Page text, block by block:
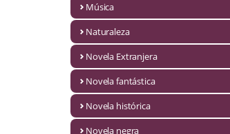
Literatura hispanoamericana
Mafia y espionaje
Música
Naturaleza
Novela Extranjera
Novela fantástica
Novela histórica
Novela negra